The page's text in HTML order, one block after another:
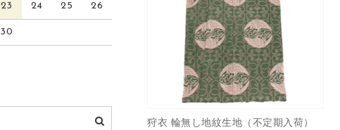
狩衣 輪無し地紋生地（不定期入荷）
23 24 25 26
30